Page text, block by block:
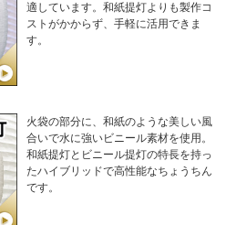
適しています。和紙提灯よりも製作コ
ストがかからず、手軽に活用できま
す。
火袋の部分に、和紙のような美しい風
合いで水に強いビニール素材を使用。
和紙提灯とビニール提灯の特長を持っ
たハイブリッドで高性能なちょうちん
です。